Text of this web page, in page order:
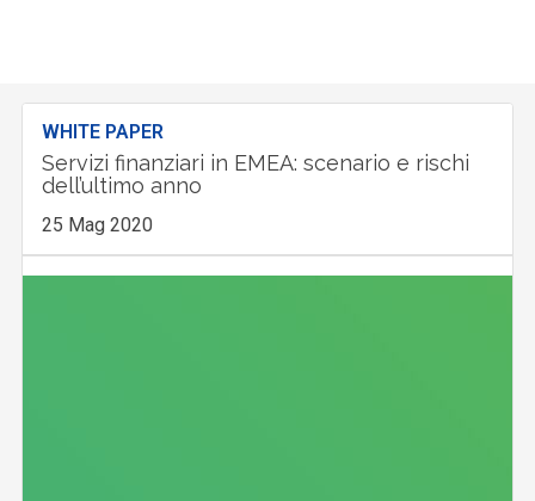
WHITE PAPER
Servizi finanziari in EMEA: scenario e rischi
dell’ultimo anno
25 Mag 2020